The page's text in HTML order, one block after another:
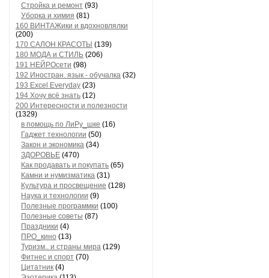
Стройка и ремонт (93)
Уборка и химия (81)
160 ВИНТАЖики и вдохновлялки
(200)
170 САЛОН КРАСОТЫ (139)
180 МОДА и СТИЛЬ (206)
191 НЕЙРОсети (98)
192 Иностран. язык - обучалка (32)
193 Excel Everyday (23)
194 Хочу всё знать (12)
200 Интересности и полезности
(1329)
в помощь по ЛиРу_шке (16)
Гаджет технологии (50)
Закон и экономика (34)
ЗДОРОВЬЕ (470)
Как продавать и покупать (65)
Камни и нумизматика (31)
Культура и просвещение (128)
Наука и технологии (9)
Полезные программки (100)
Полезные советы (87)
Праздники (4)
ПРО_кино (13)
Туризм.. и страны мира (129)
Фитнес и спорт (70)
Цитатник (4)